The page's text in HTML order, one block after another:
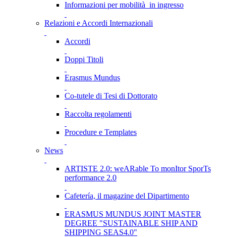
Informazioni per mobilità in ingresso
Relazioni e Accordi Internazionali
Accordi
Doppi Titoli
Erasmus Mundus
Co-tutele di Tesi di Dottorato
Raccolta regolamenti
Procedure e Templates
News
ARTISTE 2.0: weARable To monItor SporTs
performance 2.0
Cafetería, il magazine del Dipartimento
ERASMUS MUNDUS JOINT MASTER
DEGREE "SUSTAINABLE SHIP AND
SHIPPING SEAS4.0"